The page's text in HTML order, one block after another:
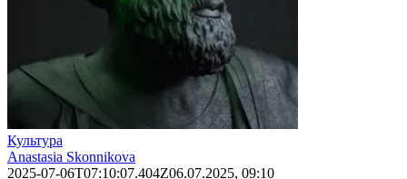
Культура
Anastasia Skonnikova
2025-07-06T07:10:07.404Z06.07.2025, 09:10